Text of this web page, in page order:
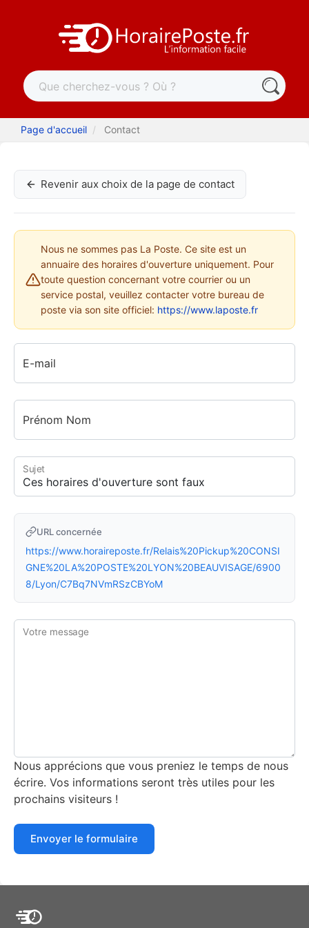
Page d'accueil Contact
Revenir aux choix de la page de contact
Nous ne sommes pas La Poste. Ce site est un
annuaire des horaires d'ouverture uniquement. Pour
toute question concernant votre courrier ou un
service postal, veuillez contacter votre bureau de
poste via son site officiel: https://www.laposte.fr
E-mail
Prénom Nom
Sujet
URL concernée
https://www.horaireposte.fr/Relais%20Pickup%20CONSI
GNE%20LA%20POSTE%20LYON%20BEAUVISAGE/6900
8/Lyon/C7Bq7NVmRSzCBYoM
Votre message
Nous apprécions que vous preniez le temps de nous
écrire. Vos informations seront très utiles pour les
prochains visiteurs !
Envoyer le formulaire